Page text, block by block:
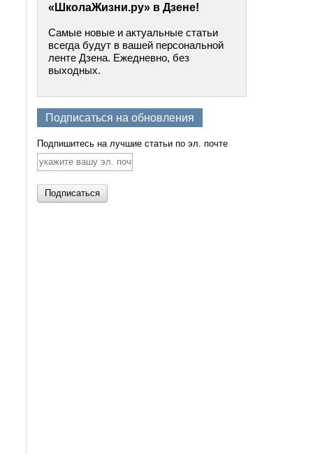
«ШколаЖизни.ру» в Дзене!
Самые новые и актуальные статьи
всегда будут в вашей персональной
ленте Дзена. Ежедневно, без
выходных.
Подписаться на обновления
Подпишитесь на лучшие статьи по эл. почте